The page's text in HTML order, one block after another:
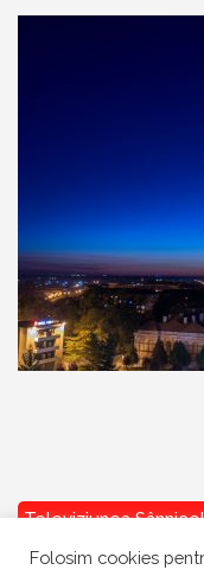
Televiziunea
Folosim cookies